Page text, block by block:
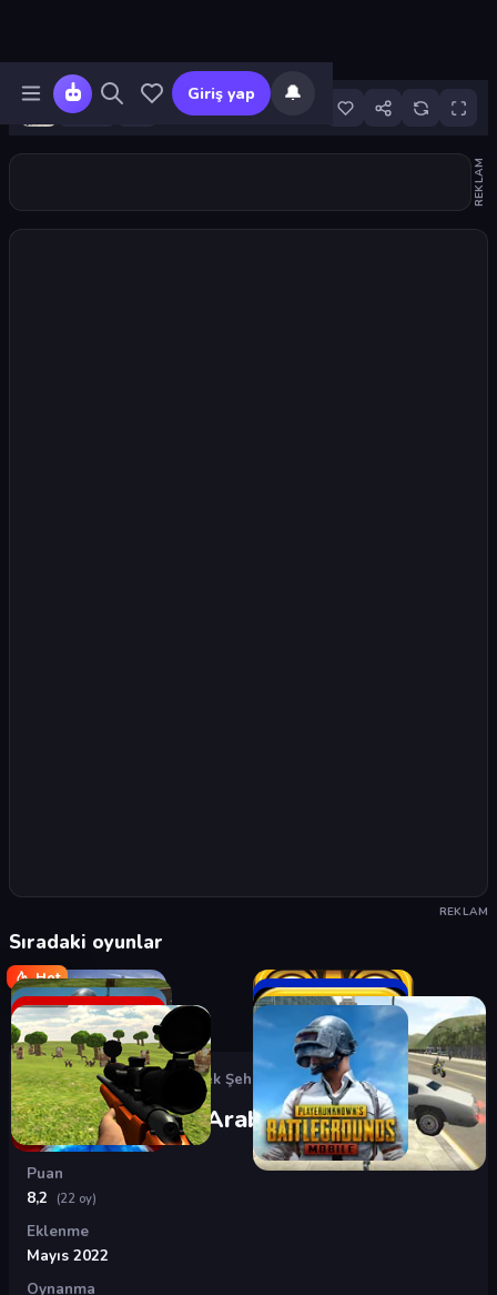
Giriş yap 🔔
18
REKLAM
REKLAM
Sıradaki oyunlar
Hot
Oyunlar›3D Oyunlar Gerçek Şehirde Araba Sürme
Gerçek Şehirde Araba Sürme
Puan
8,2
(22 oy)
Eklenme
Mayıs 2022
Oynanma